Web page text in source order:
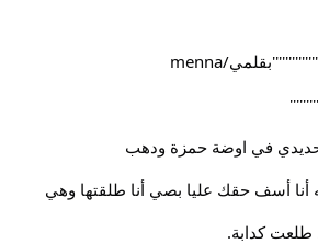
"''''''''''''''‘''''''‘''''''''''''''''''''''''''''''''''''بقلمي/menna
في اوضة حمزة ودهب
أسف حقك عليا بصي أنا طلقتها وهي
كدابة.